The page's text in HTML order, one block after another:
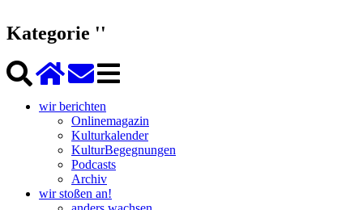
Kategorie ''
wir berichten
Onlinemagazin
Kulturkalender
KulturBegegnungen
Podcasts
Archiv
wir stoßen an!